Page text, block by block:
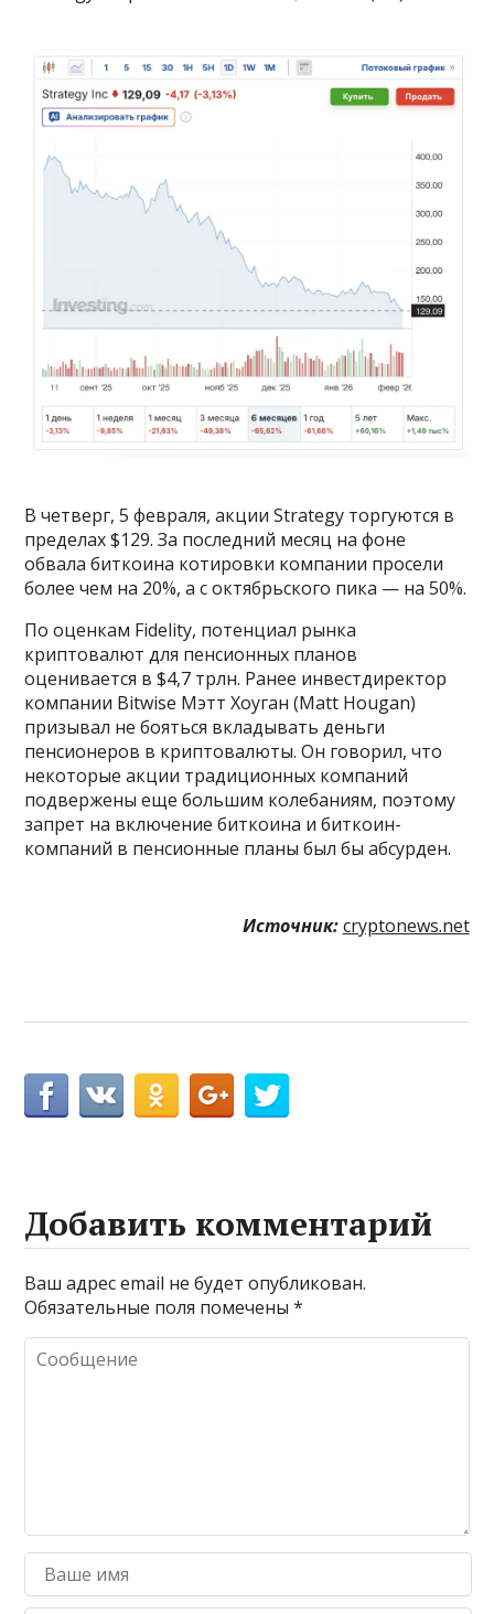
В четверг, 5 февраля, акции Strategy торгуются в
пределах $129. За последний месяц на фоне
обвала биткоина котировки компании просели
более чем на 20%, а с октябрьского пика — на 50%.
По оценкам Fidelity, потенциал рынка
криптовалют для пенсионных планов
оценивается в $4,7 трлн. Ранее инвестдиректор
компании Bitwise Мэтт Хоуган (Matt Hougan)
призывал не бояться вкладывать деньги
пенсионеров в криптовалюты. Он говорил, что
некоторые акции традиционных компаний
подвержены еще большим колебаниям, поэтому
запрет на включение биткоина и биткоин-
компаний в пенсионные планы был бы абсурден.
Источник: cryptonews.net
Добавить комментарий
Ваш адрес email не будет опубликован.
Обязательные поля помечены*